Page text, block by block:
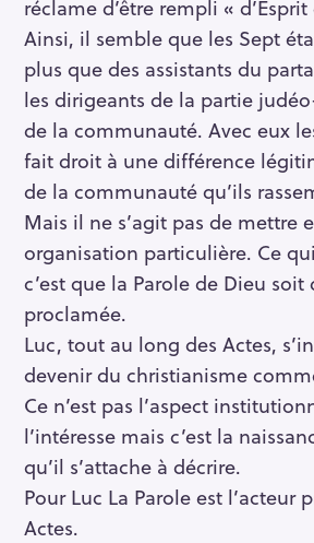
réclame d’être rempli «
Ainsi, il semble que les Sept
plus que des assistants du
les dirigeants de la partie
de la communauté. Avec eux
fait droit à une différence
de la communauté qu’ils
Mais il ne s’agit pas de mettre
organisation particulière. Ce
c’est que la Parole de Dieu soit
proclamée.
Luc, tout au long des Actes,
devenir du christianisme
Ce n’est pas l’aspect
l’intéresse mais c’est la
qu’il s’attache à décrire.
Pour Luc La Parole est l’acteur
Actes.